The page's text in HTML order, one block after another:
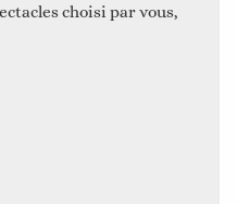
choisi par vous,